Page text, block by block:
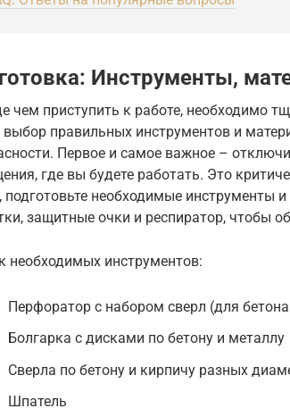
Инструменты,
чем приступить к работе, необходимо
выбор правильных инструментов и
Первое и самое важное –
где вы будете работать. Это
подготовьте необходимые инструменты
защитные очки и респиратор, чтобы
необходимых инструментов:
Перфоратор с набором сверл (для
Болгарка с дисками по бетону и металлу
Сверла по бетону и кирпичу разных
Шпатель